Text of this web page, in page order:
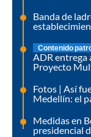
Banda de
Contenido
ADR entrega
Proyecto
Fotos | Así
Medellín: el
Medidas en
presidencial